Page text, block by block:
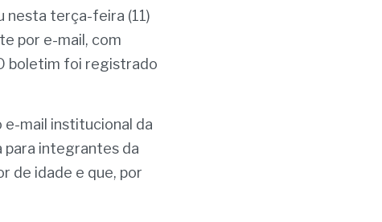
nesta terça-feira (11)
por e-mail, com
boletim foi registrado
e-mail institucional da
para integrantes da
de idade e que, por